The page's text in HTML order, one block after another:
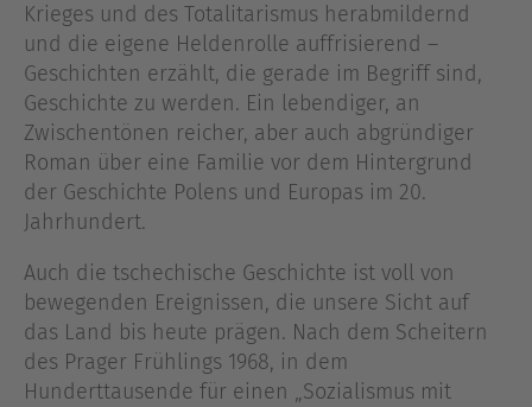
Krieges und des Totalitarismus herabmildernd
und die eigene Heldenrolle auffrisierend –
Geschichten erzählt, die gerade im Begriff sind,
Geschichte zu werden. Ein lebendiger, an
Zwischentönen reicher, aber auch abgründiger
Roman über eine Familie vor dem Hintergrund
der Geschichte Polens und Europas im 20.
Jahrhundert.
Auch die tschechische Geschichte ist voll von
bewegenden Ereignissen, die unsere Sicht auf
das Land bis heute prägen. Nach dem Scheitern
des Prager Frühlings 1968, in dem
Hunderttausende für einen „Sozialismus mit